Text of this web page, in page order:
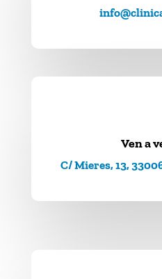
Ven a
C/ Mieres, 13,